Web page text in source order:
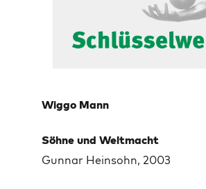
Wiggo Mann
Söhne und Weltmacht
Gunnar Heinsohn, 2003